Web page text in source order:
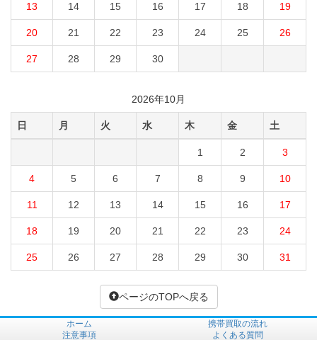
13 14 15 16 17 18 19
20 21 22 23 24 25 26
27 28 29 30
2026年10月
日 月 火 水 木 金 土
1 2 3
4 5 6 7 8 9 10
11 12 13 14 15 16 17
18 19 20 21 22 23 24
25 26 27 28 29 30 31
ページのTOPへ戻る
ホーム
携帯買取の流れ
注意事項
よくある質問